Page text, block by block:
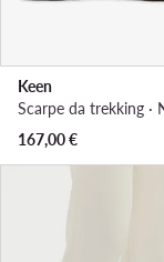
Keen
167,00€